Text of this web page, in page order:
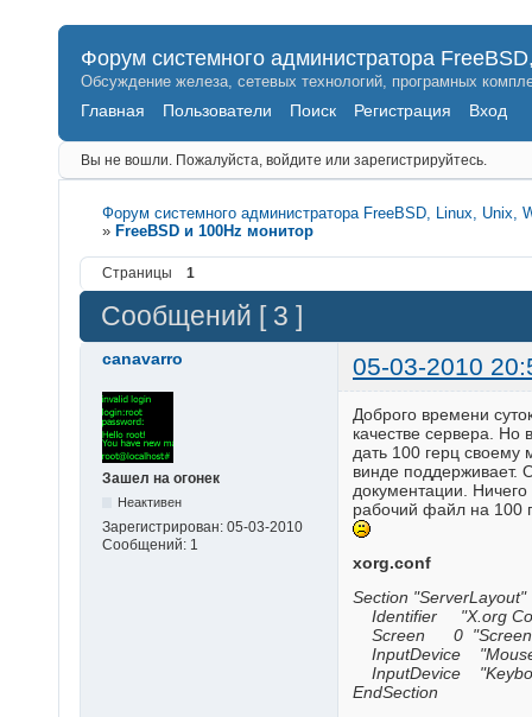
Форум системного администратора
Обсуждение железа, сетевых технологий, програмных
Главная Пользователи Поиск Регистрация Вход
Вы не вошли. Пожалуйста, войдите или зарегистрируйтесь.
Форум системного администратора FreeBSD, Linux, Unix,
» FreeBSD и 100Hz монитор
Страницы 1
Сообщений [ 3 ]
canavarro 05-03-2010
Зашел на огонек
Неактивен
Зарегистрирован: 05-03-2010
Сообщений: 1
Доброго времени
качестве сервера. Но
дать 100 герц своему
винде поддерживает.
документации. Ничего
рабочий файл на 100
xorg.conf
Section "ServerLayout"
Identifier "X.org
Screen 0
InputDevice
InputDevice
EndSection